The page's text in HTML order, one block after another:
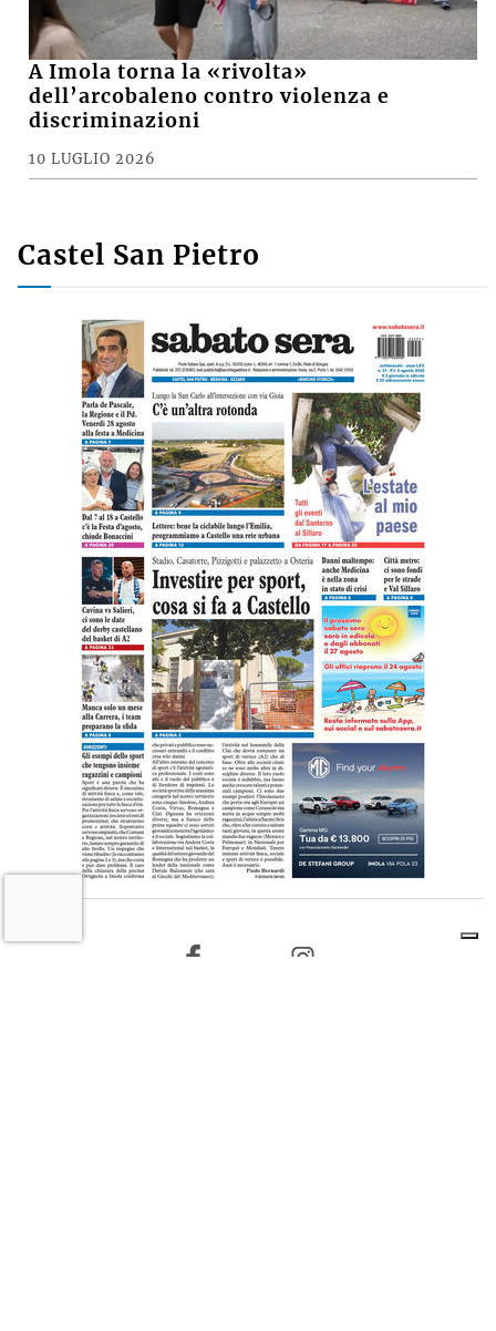
A Imola torna la «rivolta»
dell’arcobaleno contro violenza e
discriminazioni
10 LUGLIO 2026
Castel San Pietro